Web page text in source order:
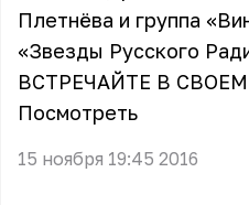
Плетнёва и группа
«Звезды Русского
ВСТРЕЧАЙТЕ В
Посмотреть
15 ноября 19:45 2016